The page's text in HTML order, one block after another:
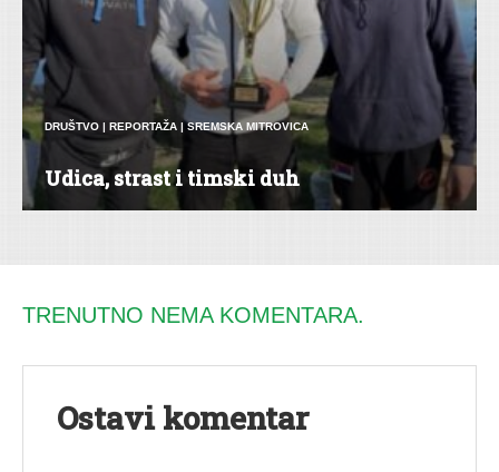
DRUŠTVO | REPORTAŽA |SREMSKA MITROVICA
Udica, strast i timski duh
TRENUTNO NEMA KOMENTARA.
Ostavi komentar